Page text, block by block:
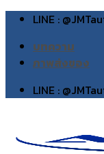
Skip
content
LINE :
บทความ
ภาพส่งของ
LINE :